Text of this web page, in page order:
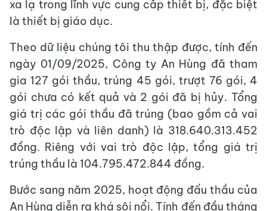
xa lạ trong lĩnh vực cung cấp thiết bị, đặc biệt
là thiết bị giáo dục.
Theo dữ liệu chúng tôi thu thập được, tính đến
ngày 01/09/2025, Công ty An Hùng đã tham
gia 127 gói thầu, trúng 45 gói, trượt 76 gói, 4
gói chưa có kết quả và 2 gói đã bị hủy. Tổng
giá trị các gói thầu đã trúng (bao gồm cả vai
trò độc lập và liên danh) là 318.640.313.452
đồng. Riêng với vai trò độc lập, tổng giá trị
trúng thầu là 104.795.472.844 đồng.
Bước sang năm 2025, hoạt động đấu thầu của
An Hùng diễn ra khá sôi nổi. Tính đến đầu tháng